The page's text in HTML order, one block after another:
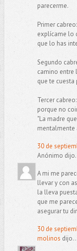
parecerme.
Primer
explícame lo
que lo has
Segundo
camino entre
que te cuesta
Tercer
porque no
"La madre
mentalmente
30 de
Anónimo
A mi me
llevar y con
la lleva
que me
asegurar tu
30 de
molinos dijo...